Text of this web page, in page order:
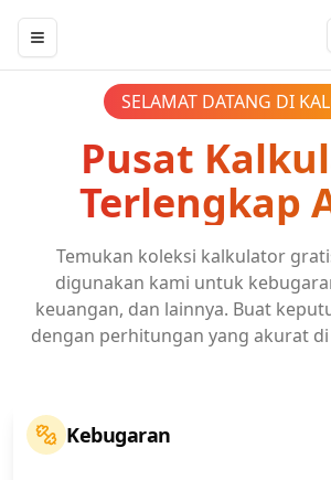
Toggle Sidebar
SELAMAT DATANG DI
Pusat
Terlengkap
Temukan koleksi kalkulator
digunakan kami untuk
keuangan, dan lainnya. Buat
dengan perhitungan yang akurat
Kebugaran